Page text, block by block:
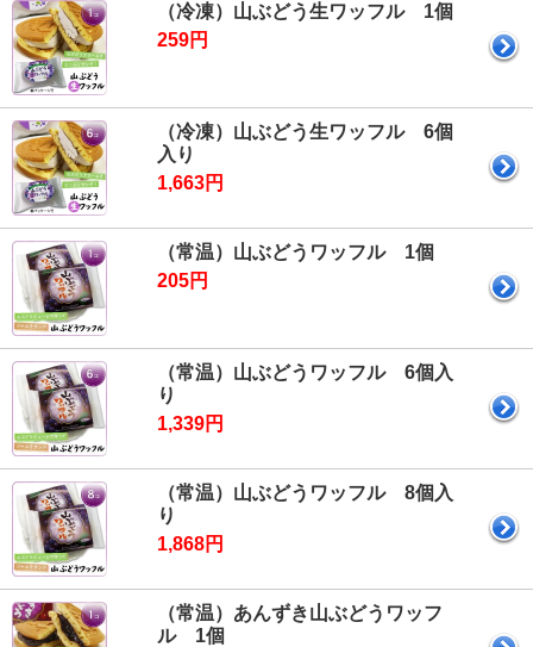
（冷凍）山ぶどう生ワッフル 1個
259円
（冷凍）山ぶどう生ワッフル 6個
入り
1,663円
（常温）山ぶどうワッフル 1個
205円
（常温）山ぶどうワッフル 6個入
り
1,339円
（常温）山ぶどうワッフル 8個入
り
1,868円
（常温）あんずき山ぶどうワッフ
ル 1個